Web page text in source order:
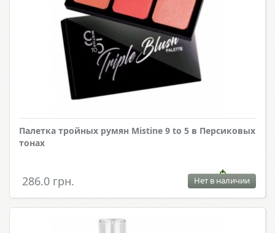
Палетка тройных румян Mistine 9 to 5 в Персиковых
тонах
286.0 грн. Нет в наличии